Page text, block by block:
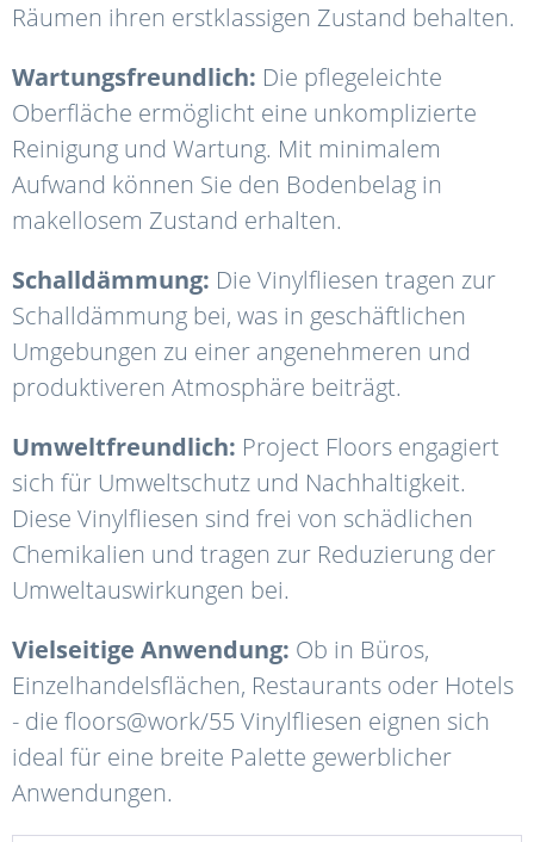
Räumen ihren erstklassigen Zustand behalten.
Wartungsfreundlich: Die pflegeleichte
Oberfläche ermöglicht eine unkomplizierte
Reinigung und Wartung. Mit minimalem
Aufwand können Sie den Bodenbelag in
makellosem Zustand erhalten.
Schalldämmung: Die Vinylfliesen tragen zur
Schalldämmung bei, was in geschäftlichen
Umgebungen zu einer angenehmeren und
produktiveren Atmosphäre beiträgt.
Umweltfreundlich: Project Floors engagiert
sich für Umweltschutz und Nachhaltigkeit.
Diese Vinylfliesen sind frei von schädlichen
Chemikalien und tragen zur Reduzierung der
Umweltauswirkungen bei.
Vielseitige Anwendung: Ob in Büros,
Einzelhandelsflächen, Restaurants oder Hotels
- die floors@work/55 Vinylfliesen eignen sich
ideal für eine breite Palette gewerblicher
Anwendungen.